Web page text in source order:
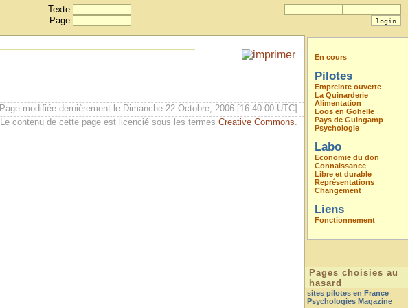
Texte
Page
Page modifiée dernièrement le Dimanche 22 Octobre, 2006 [16:40:00 UTC]
Le contenu de cette page est licencié sous les termes Creative Commons.
En cours
Pilotes
Empreinte ouverte
La Quinarderie
Alimentation
Loos en Gohelle
Pays de Guingamp
Psychologie
Labo
Economie du don
Connaissance
Libre et durable
Représentations
Changement
Liens
Fonctionnement
Pages choisies au
hasard
sites pilotes en France
Psychologies Magazine